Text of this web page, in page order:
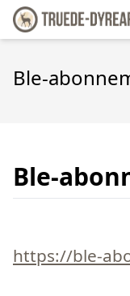
Ble-
Ble-
https://ble-